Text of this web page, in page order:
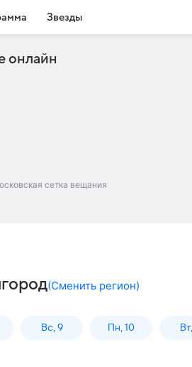
Звезды
онлайн
сетка вещания
(Сменить регион)
Вс, 9 Пн, 10